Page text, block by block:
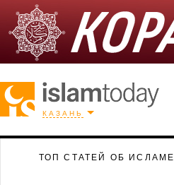
КАЗАНЬ
ТОП СТАТЕЙ ОБ ИСЛАМЕ